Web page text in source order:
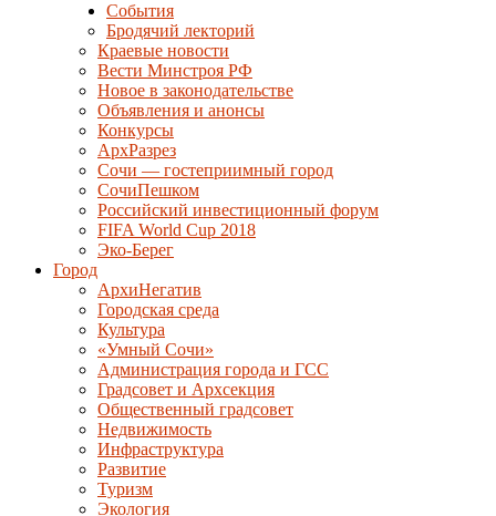
События
Бродячий лекторий
Краевые новости
Вести Минстроя РФ
Новое в законодательстве
Объявления и анонсы
Конкурсы
АрхРазрез
Сочи — гостеприимный город
СочиПешком
Российский инвестиционный форум
FIFA World Cup 2018
Эко-Берег
Город
АрхиНегатив
Городская среда
Культура
«Умный Сочи»
Администрация города и ГСС
Градсовет и Архсекция
Общественный градсовет
Недвижимость
Инфраструктура
Развитие
Туризм
Экология